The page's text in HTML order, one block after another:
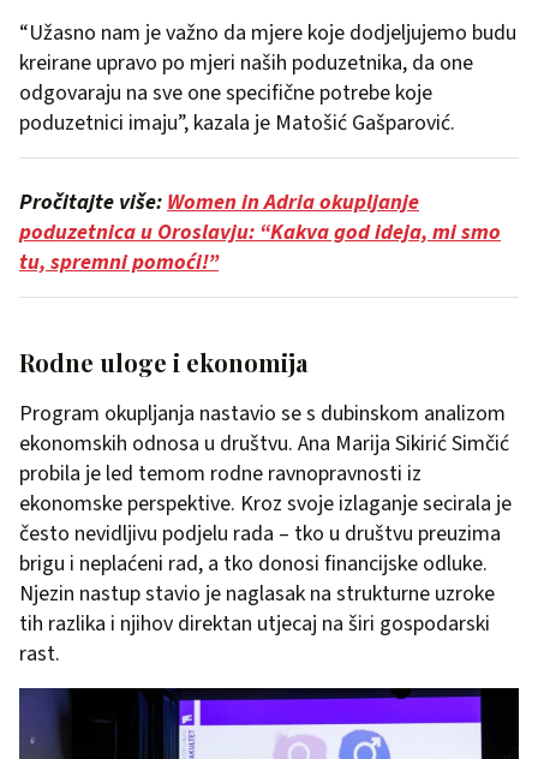
“Užasno nam je važno da mjere koje dodjeljujemo budu
kreirane upravo po mjeri naših poduzetnika, da one
odgovaraju na sve one specifične potrebe koje
poduzetnici imaju”, kazala je Matošić Gašparović.
Pročitajte više: Women in Adria okupljanje
poduzetnica u Oroslavju: “Kakva god ideja, mi smo
tu, spremni pomoći!”
Rodne uloge i ekonomija
Program okupljanja nastavio se s dubinskom analizom
ekonomskih odnosa u društvu. Ana Marija Sikirić Simčić
probila je led temom rodne ravnopravnosti iz
ekonomske perspektive. Kroz svoje izlaganje secirala je
često nevidljivu podjelu rada – tko u društvu preuzima
brigu i neplaćeni rad, a tko donosi financijske odluke.
Njezin nastup stavio je naglasak na strukturne uzroke
tih razlika i njihov direktan utjecaj na širi gospodarski
rast.